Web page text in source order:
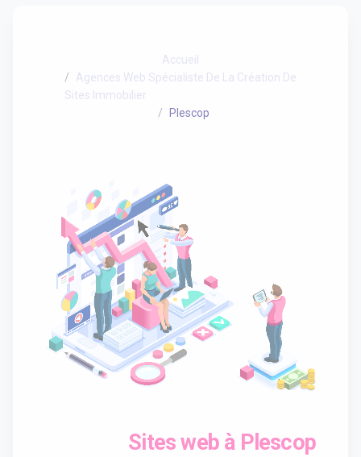
Accueil
Agences Web Spécialiste De La Création De
Sites Immobilier
Plescop
Sites web à Plescop